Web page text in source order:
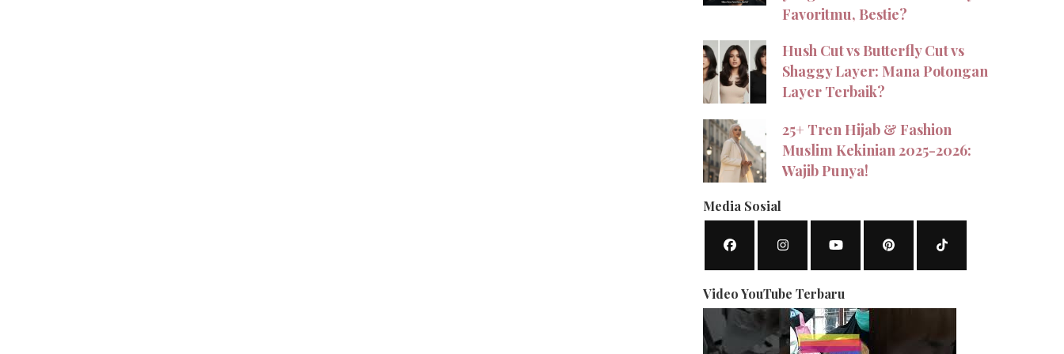
Favoritmu, Bestie?
Hush Cut vs Butterfly Cut vs
Shaggy Layer: Mana Potongan
Layer Terbaik?
25+ Tren Hijab & Fashion
Muslim Kekinian 2025-2026:
Wajib Punya!
Media Sosial
Video YouTube Terbaru